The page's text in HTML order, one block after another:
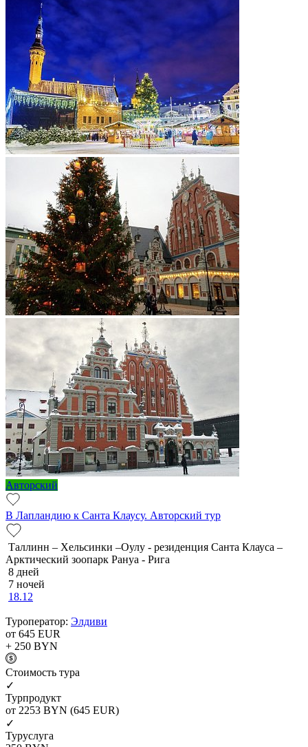
Авторский
В Лапландию к Санта Клаусу. Авторский тур
Таллинн – Хельсинки –Оулу - резиденция Санта Клауса –
Арктический зоопарк Рануа - Рига
8 дней
7 ночей
18.12
Туроператор: Элдиви
от 645 EUR
+ 250 BYN
Cтоимость тура
✓
Турпродукт
от 2253 BYN (645 EUR)
✓
Туруслуга